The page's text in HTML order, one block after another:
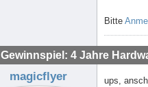
Bitte
Gewinnspiel: 4 Jahre
magicflyer ups,